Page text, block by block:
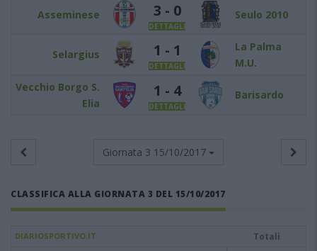
Asseminese 3 - 0
DETTAGLI
Seulo 2010
Selargius 1 - 1
DETTAGLI
La Palma
M.U.
Vecchio Borgo S.
Elia
1 - 4
DETTAGLI
Barisardo
Giornata 3 15/10/2017
CLASSIFICA ALLA GIORNATA 3 DEL 15/10/2017
DIARIOSPORTIVO.IT
Totali